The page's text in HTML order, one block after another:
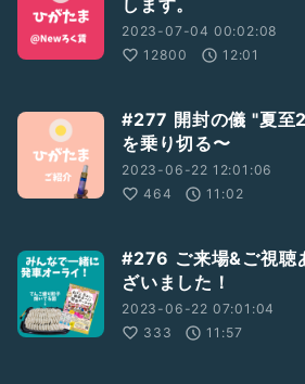
します。
2023-07-04 00:02:08
12800
12:01
#277 開封の儀 "夏至
を乗り切る〜
2023-06-22 12:01:06
464
11:02
#276 ご来場&ご視聴
ざいました！
2023-06-22 07:01:04
333
11:57